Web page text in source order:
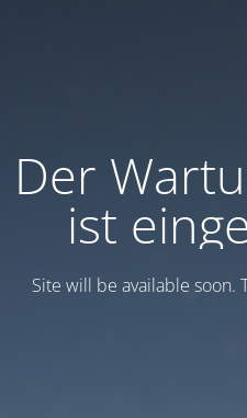
Der
ist
Site will be available soon.